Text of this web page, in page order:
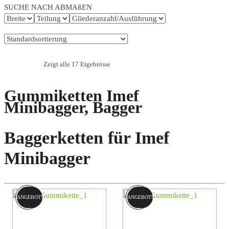
SUCHE NACH ABMAßEN
Zeigt alle 17 Ergebnisse
Gummiketten Imef
Minibagger, Bagger
Baggerketten für Imef
Minibagger
ANGEBOT! ANGEBOT!